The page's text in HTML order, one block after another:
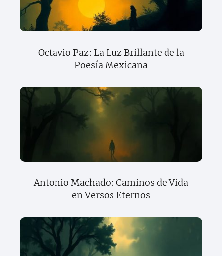
Octavio Paz: La Luz Brillante de la
Poesía Mexicana
Antonio Machado: Caminos de Vida
en Versos Eternos